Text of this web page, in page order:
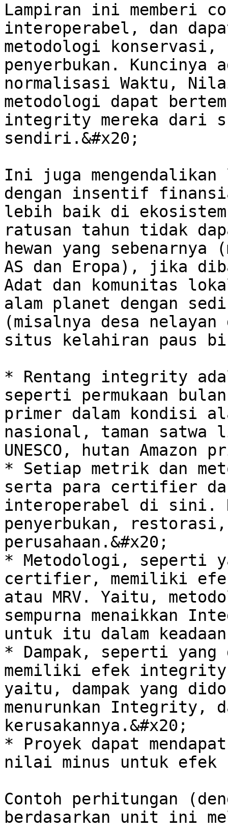
Lampiran ini memberi
interoperabel, dan
metodologi
penyerbukan. Kuncinya
normalisasi Waktu,
metodologi dapat
integrity mereka dari
sendiri.&#x20;
Ini juga
dengan insentif
lebih baik di
ratusan tahun tidak
hewan yang
AS dan Eropa), jika
Adat dan komunitas
alam planet dengan
(misalnya desa nelayan
situs kelahiran paus
* Rentang integrity
seperti permukaan
primer dalam kondisi
nasional, taman
UNESCO, hutan
* Setiap metrik dan
serta para certifier
interoperabel di sini.
penyerbukan, restorasi,
perusahaan.&#x20;
* Metodologi, seperti
certifier, memiliki
atau MRV. Yaitu,
sempurna menaikkan
untuk itu dalam
* Dampak, seperti
memiliki efek integrity
yaitu, dampak yang
menurunkan Integrity,
kerusakannya.&#x20;
* Proyek dapat
nilai minus untuk efek
Contoh perhitungan
berdasarkan unit ini